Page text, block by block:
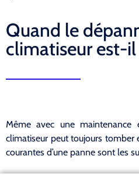
Quand le
climatiseur est-il
Même avec une maintenance
climatiseur peut toujours tomber
courantes d’une panne sont les